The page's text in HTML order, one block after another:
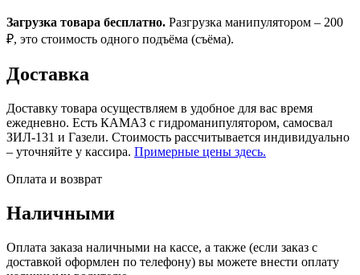
Загрузка товара бесплатно. Разгрузка манипулятором – 200
₽, это стоимость одного подъёма (съёма).
Доставка
Доставку товара осуществляем в удобное для вас время
ежедневно. Есть КАМАЗ с гидроманипулятором, самосвал
ЗИЛ-131 и Газели. Стоимость рассчитывается индивидуально
– уточняйте у кассира. Примерные цены здесь.
Оплата и возврат
Наличными
Оплата заказа наличными на кассе, а также (если заказ с
доставкой оформлен по телефону) вы можете внести оплату